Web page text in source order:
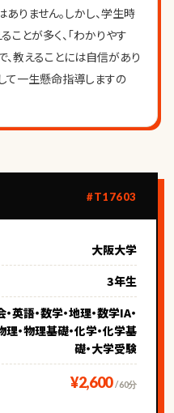
りません。しかし、学生時
とが多く、「わかりやす
、教えることには自信があり
て一生懸命指導しますの
#T17603
大阪大学
3年生
英語・数学・地理・数学IA・
・物理基礎・化学・化学基
礎・大学受験
¥2,600 / 60分